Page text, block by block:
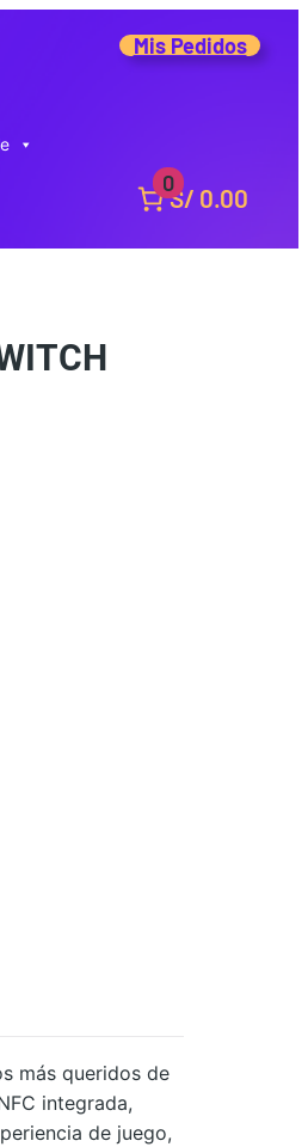
Mis Pedidos
0
S/ 0.00
más queridos de
integrada,
de juego,